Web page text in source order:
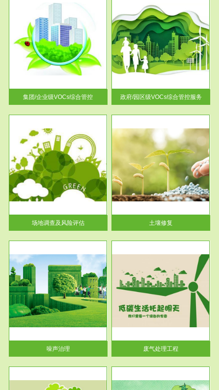
集团/企业级VOCs综合管控
服务范围
政府/园区级VOCs综合管控服务
根据《石化行业挥发性有机物综
合整治方案》文件要求，到2017
年，全...
政府/园区级VOCs综合管控服务
场地调查及风险评估
服务范围
土壤修复
土壤修复
噪声治理
服务范围
废气处理工程
废气处理工程